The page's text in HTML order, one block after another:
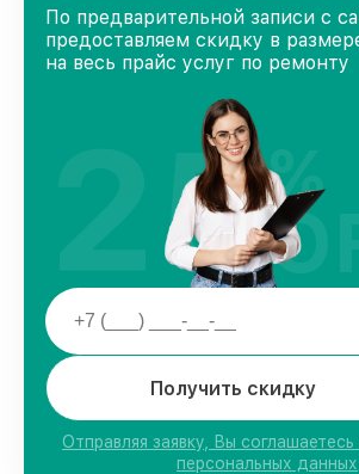
По предварительной записи с
предоставляем скидку в
на весь прайс услуг по ремонту
Получить скидку
Отправляя заявку, Вы
персональных данных
25%